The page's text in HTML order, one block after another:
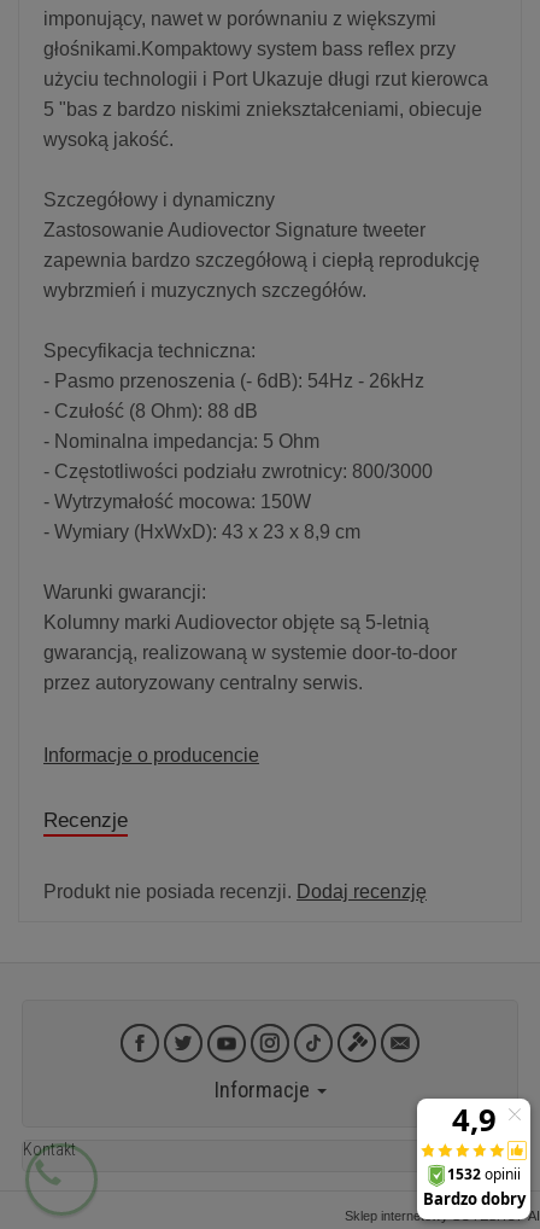
imponujący, nawet w porównaniu z większymi
głośnikami.Kompaktowy system bass reflex przy
użyciu technologii i Port Ukazuje długi rzut kierowca
5 "bas z bardzo niskimi zniekształceniami, obiecuje
wysoką jakość.
Szczegółowy i dynamiczny
Zastosowanie Audiovector Signature tweeter
zapewnia bardzo szczegółową i ciepłą reprodukcję
wybrzmień i muzycznych szczegółów.
Specyfikacja techniczna:
- Pasmo przenoszenia (- 6dB): 54Hz - 26kHz
- Czułość (8 Ohm): 88 dB
- Nominalna impedancja: 5 Ohm
- Częstotliwości podziału zwrotnicy: 800/3000
- Wytrzymałość mocowa: 150W
- Wymiary (HxWxD): 43 x 23 x 8,9 cm
Warunki gwarancji:
Kolumny marki Audiovector objęte są 5-letnią
gwarancją, realizowaną w systemie door-to-door
przez autoryzowany centralny serwis.
Informacje o producencie
Recenzje
Produkt nie posiada recenzji. Dodaj recenzję
Informacje
Kontakt
Sklep internetowy SOTESHOP AI